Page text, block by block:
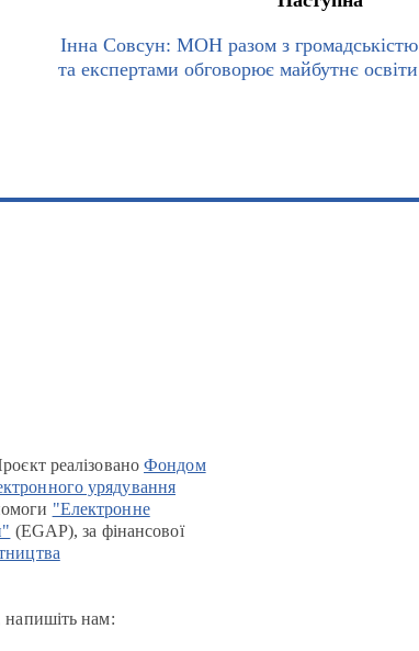
Інна Совсун: МОН разом з громадськістю
та експертами обговорює майбутнє освіти
реалізованоФондом
урядування
"Електронне
(EGAP), за фінансової
напишіть нам: